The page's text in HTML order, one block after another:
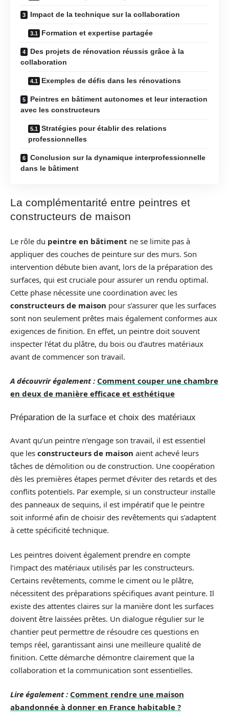
Impact de la technique sur la collaboration
Formation et expertise partagée
Des projets de rénovation réussis grâce à la
collaboration
Exemples de défis dans les rénovations
Peintres en bâtiment autonomes et leur interaction
avec les constructeurs
Stratégies pour établir des relations
professionnelles
Conclusion sur la dynamique interprofessionnelle
dans le bâtiment
La complémentarité entre peintres et
constructeurs de maison
Le rôle du peintre en bâtiment ne se limite pas à
appliquer des couches de peinture sur des murs. Son
intervention débute bien avant, lors de la préparation des
surfaces, qui est cruciale pour assurer un rendu optimal.
Cette phase nécessite une coordination avec les
constructeurs de maison pour s’assurer que les surfaces
sont non seulement prêtes mais également conformes aux
exigences de finition. En effet, un peintre doit souvent
inspecter l’état du plâtre, du bois ou d’autres matériaux
avant de commencer son travail.
A découvrir également : Comment couper une chambre
en deux de manière efficace et esthétique
Préparation de la surface et choix des matériaux
Avant qu’un peintre n’engage son travail, il est essentiel
que les constructeurs de maison aient achevé leurs
tâches de démolition ou de construction. Une coopération
dès les premières étapes permet d’éviter des retards et des
conflits potentiels. Par exemple, si un constructeur installe
des panneaux de sequins, il est impératif que le peintre
soit informé afin de choisir des revêtements qui s’adaptent
à cette spécificité technique.
Les peintres doivent également prendre en compte
l’impact des matériaux utilisés par les constructeurs.
Certains revêtements, comme le ciment ou le plâtre,
nécessitent des préparations spécifiques avant peinture. Il
existe des attentes claires sur la manière dont les surfaces
doivent être laissées prêtes. Un dialogue régulier sur le
chantier peut permettre de résoudre ces questions en
temps réel, garantissant ainsi une meilleure qualité de
finition. Cette démarche démontre clairement que la
collaboration et la communication sont essentielles.
Lire également : Comment rendre une maison
abandonnée à donner en France habitable ?